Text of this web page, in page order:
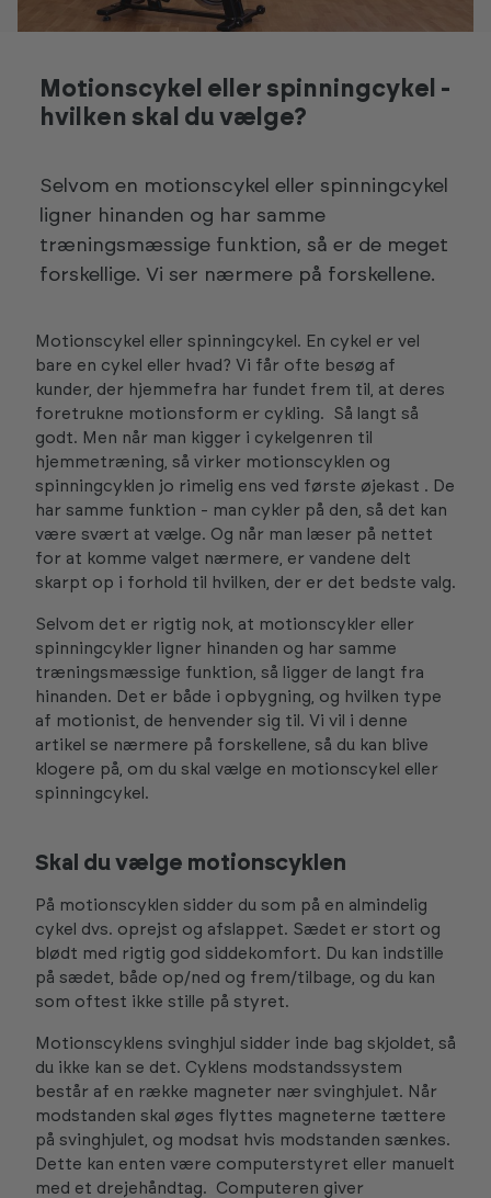
Motionscykel eller spinningcykel -
hvilken skal du vælge?
Selvom en motionscykel eller spinningcykel
ligner hinanden og har samme
træningsmæssige funktion, så er de meget
forskellige. Vi ser nærmere på forskellene.
Motionscykel eller spinningcykel. En cykel er vel
bare en cykel eller hvad? Vi får ofte besøg af
kunder, der hjemmefra har fundet frem til, at deres
foretrukne motionsform er cykling. Så langt så
godt. Men når man kigger i cykelgenren til
hjemmetræning, så virker motionscyklen og
spinningcyklen jo rimelig ens ved første øjekast . De
har samme funktion - man cykler på den, så det kan
være svært at vælge. Og når man læser på nettet
for at komme valget nærmere, er vandene delt
skarpt op i forhold til hvilken, der er det bedste valg.
Selvom det er rigtig nok, at motionscykler eller
spinningcykler ligner hinanden og har samme
træningsmæssige funktion, så ligger de langt fra
hinanden. Det er både i opbygning, og hvilken type
af motionist, de henvender sig til. Vi vil i denne
artikel se nærmere på forskellene, så du kan blive
klogere på, om du skal vælge en motionscykel eller
spinningcykel.
Skal du vælge motionscyklen
På motionscyklen sidder du som på en almindelig
cykel dvs. oprejst og afslappet. Sædet er stort og
blødt med rigtig god siddekomfort. Du kan indstille
på sædet, både op/ned og frem/tilbage, og du kan
som oftest ikke stille på styret.
Motionscyklens svinghjul sidder inde bag skjoldet, så
du ikke kan se det. Cyklens modstandssystem
består af en række magneter nær svinghjulet. Når
modstanden skal øges flyttes magneterne tættere
på svinghjulet, og modsat hvis modstanden sænkes.
Dette kan enten være computerstyret eller manuelt
med et drejehåndtag. Computeren giver